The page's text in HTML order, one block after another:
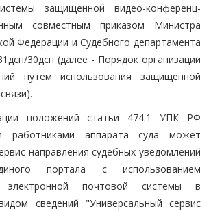
защищенной видео-конференц-
совместным приказом Министра
Федерации и Судебного департамента
30дсп (далее - Порядок организации
путем использования защищенной
положений статьи 474.1 УПК РФ
работниками аппарата суда может
направления судебных уведомлений
портала с использованием
электронной почтовой системы в
сведений "Универсальный сервис